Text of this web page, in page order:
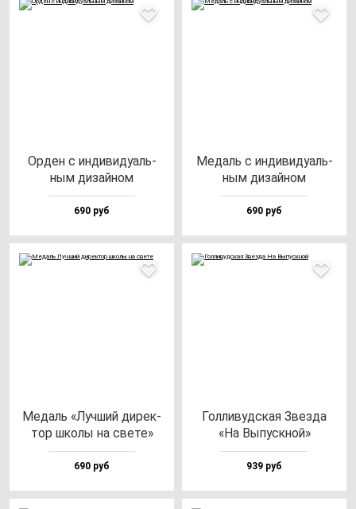
Орден с ин­ди­ви­ду­аль­
ным ди­зай­ном
690 руб
Медаль с ин­ди­ви­ду­аль­
ным ди­зай­ном
690 руб
Медаль «Луч­ший ди­рек­
тор шко­лы на све­те»
690 руб
Гол­ли­вуд­ская Звез­да
«На Выпус­кной»
939 руб